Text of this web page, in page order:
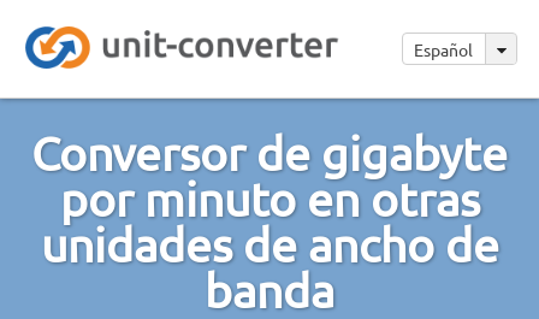
Español
Conversor de gigabyte
por minuto en otras
unidades de ancho de
banda